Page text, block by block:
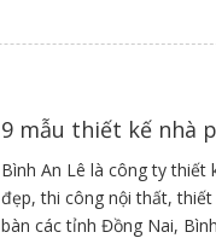
9 mẫu thiết kế nhà
Bình An Lê là công ty thiết
đẹp, thi công nội thất,
bàn các tỉnh Đồng Nai,